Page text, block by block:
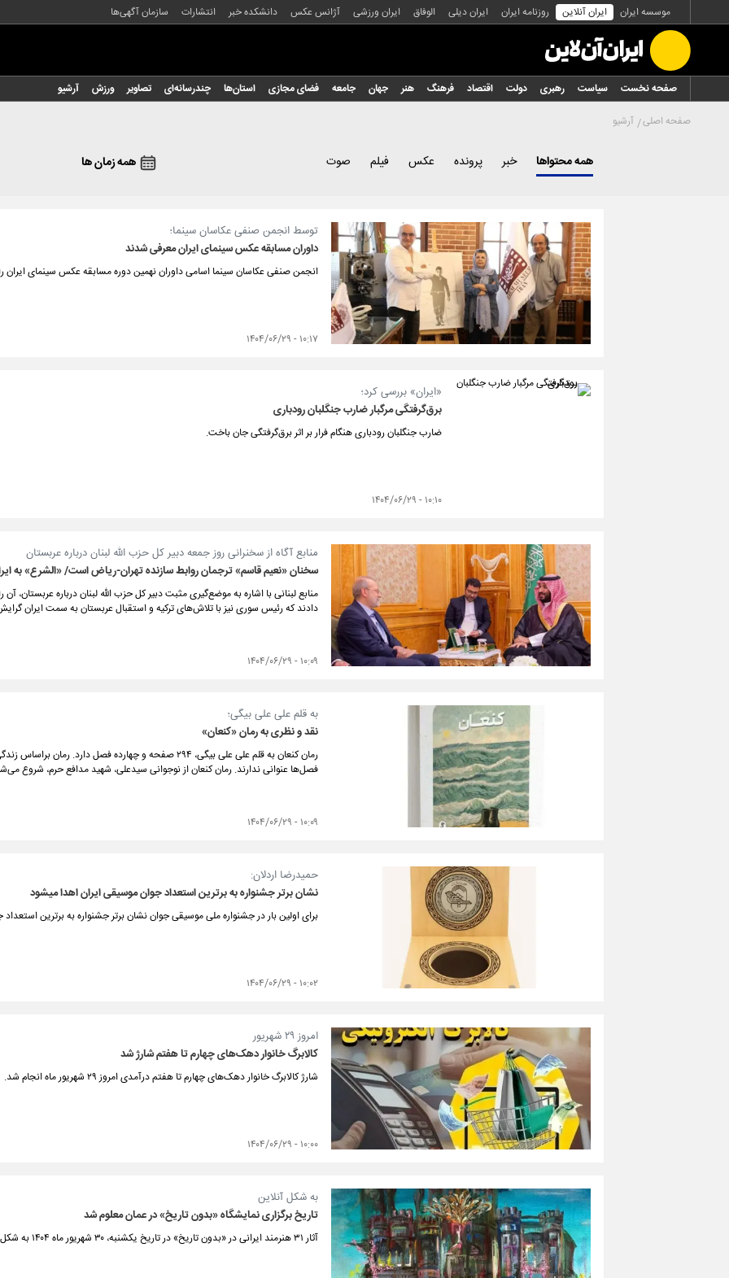
موسسه ایران ایران آنلاین روزنامه ایران ایران دیلی الوفاق ایران ورزشی آژانس عکس دانشکده خبر انتشارات سازمان آگهی‌ها
صفحه نخست سیاست رهبری دولت اقتصاد فرهنگ هنر جهان جامعه فضای مجازی استان‌ها چندرسانه‌ای تصاویر ورزش
آرشیو
صفحه اصلی آرشیو
همه محتواها خبر پرونده عکس فیلم صوت همه زمان ها
توسط انجمن صنفی عکاسان سینما؛
داوران مسابقه عکس سینمای ایران معرفی شدند
انجمن صنفی عکاسان سینما اسامی داوران نهمین دوره مسابقه عکس سینمای ایران
۱۰:۱۷ - ۱۴۰۴/۰۶/۲۹
«ایران» بررسی کرد؛
برق‌گرفتگی مرگبار ضارب جنگلبان رودباری
ضارب جنگلبان رودباری هنگام فرار بر اثر برق‌گرفتگی جان باخت.
۱۰:۱۰ - ۱۴۰۴/۰۶/۲۹
منابع آگاه از سخنرانی روز جمعه دبیر کل حزب الله لبنان درباره عربستان
سخنان «نعیم قاسم» ترجمان روابط سازنده تهران-ریاض است/ «الشرع» به
منابع لبنانی با اشاره به موضع‌گیری مثبت دبیر کل حزب الله لبنان درباره عربستان،
دادند که رئیس سوری نیز با تلاش‌های ترکیه و استقبال عربستان به سمت ایران
۱۰:۰۹ - ۱۴۰۴/۰۶/۲۹
به قلم علی علی بیگی؛
نقد و نظری به رمان «کنعان»
رمان کنعان به قلم علی علی بیگی، ۲۹۴ صفحه و چهارده فصل
فصل‌ها عنوانی ندارند. رمان کنعان از نوجوانی سیدعلی، شهید مدافع حرم، شروع
۱۰:۰۹ - ۱۴۰۴/۰۶/۲۹
حمیدرضا اردلان:
نشان برتر جشنواره به برترین استعداد جوان موسیقی ایران اهدا می‏شود
برای اولین بار در جشنواره ملی موسیقی جوان نشان برتر جشنواره به برترین
۱۰:۰۲ - ۱۴۰۴/۰۶/۲۹
امروز ۲۹ شهریور
کالابرگ خانوار دهک‌های چهارم تا هفتم شارژ شد
شارژ کالابرگ خانوار دهک‌های چهارم تا هفتم درآمدی امروز ۲۹ شهریور ماه انجام شد.
۱۰:۰۰ - ۱۴۰۴/۰۶/۲۹
به شکل آنلاین
تاریخ برگزاری نمایشگاه «بدون تاریخ» در عمان معلوم شد
آثار ۳۱ هنرمند ایرانی در «بدون تاریخ» در تاریخ یکشنبه، ۳۰ شهریور ماه ۱۴۰۴ به شکل آنلاین در عمان به نمایش گذاشته می‌شود.